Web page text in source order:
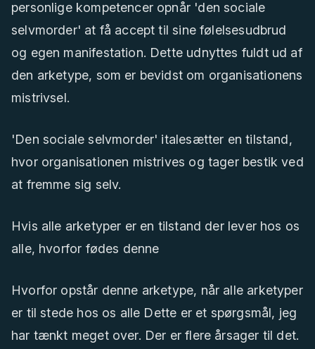
personlige kompetencer opnår 'den sociale
selvmorder' at få accept til sine følelsesudbrud
og egen manifestation. Dette udnyttes fuldt ud af
den arketype, som er bevidst om organisationens
mistrivsel.
'Den sociale selvmorder' italesætter en tilstand,
hvor organisationen mistrives og tager bestik ved
at fremme sig selv.
Hvis alle arketyper er en tilstand der lever hos os
alle, hvorfor fødes denne
Hvorfor opstår denne arketype, når alle arketyper
er til stede hos os alle Dette er et spørgsmål, jeg
har tænkt meget over. Der er flere årsager til det.